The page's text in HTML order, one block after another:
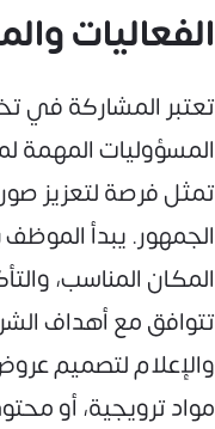
الفعاليات
تعتبر المشاركة في
المسؤوليات المهمة
تمثل فرصة لتعزيز
الجمهور. يبدأ الموظف
المكان المناسب،
تتوافق مع أهداف
والإعلام لتصميم
مواد ترويجية، أو